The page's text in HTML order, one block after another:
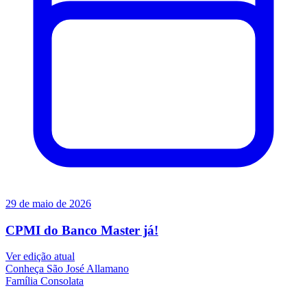
29 de maio de 2026
CPMI do Banco Master já!
Ver edição atual
Conheça São José Allamano
Família Consolata